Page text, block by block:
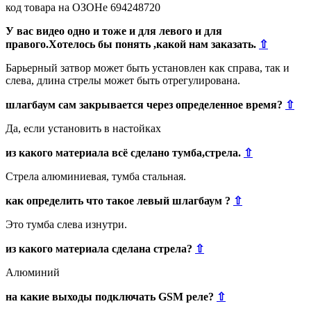
код товара на ОЗОНе 694248720
У вас видео одно и тоже и для левого и для
правого.Хотелось бы понять ,какой нам заказать. ⇧
Барьерный затвор может быть установлен как справа, так и
слева, длина стрелы может быть отрегулирована.
шлагбаум сам закрывается через определенное время? ⇧
Да, если установить в настойках
из какого материала всё сделано тумба,стрела. ⇧
Стрела алюминиевая, тумба стальная.
как определить что такое левый шлагбаум ? ⇧
Это тумба слева изнутри.
из какого материала сделана стрела? ⇧
Алюминий
на какие выходы подключать GSM реле? ⇧